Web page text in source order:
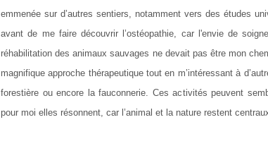
emmenée sur d’autres sentiers, notamment vers des études
avant de me faire découvrir l’ostéopathie, car l'envie de
réhabilitation des animaux sauvages ne devait pas être mon
magnifique approche thérapeutique tout en m’intéressant à
forestière ou encore la fauconnerie. Ces activités peuvent
pour moi elles résonnent, car l’animal et la nature restent